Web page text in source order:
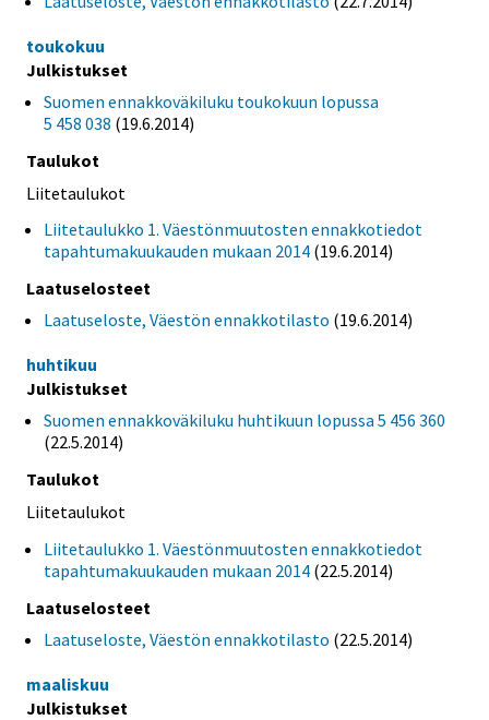
toukokuu
Julkistukset
Suomen ennakkoväkiluku toukokuun lopussa
5 458 038 (19.6.2014)
Taulukot
Liitetaulukot
Liitetaulukko 1. Väestönmuutosten ennakkotiedot
tapahtumakuukauden mukaan 2014 (19.6.2014)
Laatuselosteet
Laatuseloste, Väestön ennakkotilasto (19.6.2014)
huhtikuu
Julkistukset
Suomen ennakkoväkiluku huhtikuun lopussa 5 456 360
(22.5.2014)
Taulukot
Liitetaulukot
Liitetaulukko 1. Väestönmuutosten ennakkotiedot
tapahtumakuukauden mukaan 2014 (22.5.2014)
Laatuselosteet
Laatuseloste, Väestön ennakkotilasto (22.5.2014)
maaliskuu
Julkistukset